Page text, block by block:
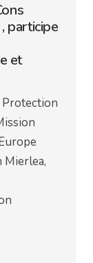
participe
et
Protection